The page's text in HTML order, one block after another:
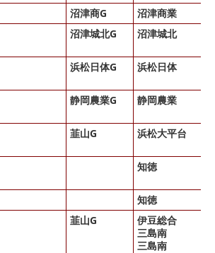
沼津商G
沼津商業
沼津城北G 沼津城北
浜松日体G 浜松日体
静岡農業G 静岡農業
韮山G 浜松大平台
知徳
知徳
韮山G
伊豆総合
三島南
三島南